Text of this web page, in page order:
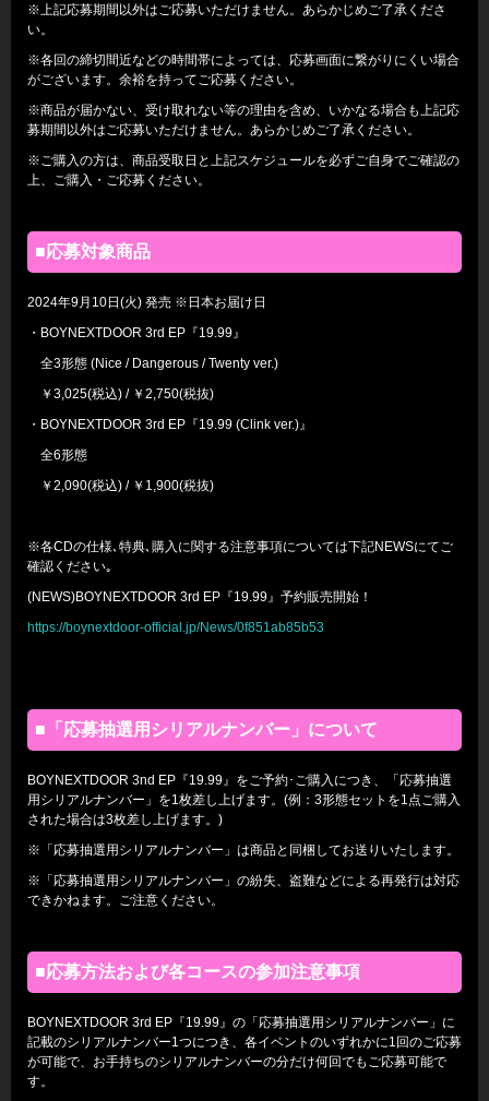
※上記応募期間以外はご応募いただけません。あらかじめご了承くださ
い。
※各回の締切間近などの時間帯によっては、応募画面に繋がりにくい場合
がございます。余裕を持ってご応募ください。
※商品が届かない、受け取れない等の理由を含め、いかなる場合も上記応
募期間以外はご応募いただけません。あらかじめご了承ください。
※ご購入の方は、商品受取日と上記スケジュールを必ずご自身でご確認の
上、ご購入・ご応募ください。
■応募対象商品
2024年9月10日(火) 発売 ※日本お届け日
・BOYNEXTDOOR 3rd EP『19.99』
全3形態 (Nice / Dangerous / Twenty ver.)
￥3,025(税込) / ￥2,750(税抜)
・BOYNEXTDOOR 3rd EP『19.99 (Clink ver.)』
全6形態
￥2,090(税込) / ￥1,900(税抜)
※各CDの仕様､特典､購入に関する注意事項については下記NEWSにてご
確認ください｡
(NEWS)BOYNEXTDOOR 3rd EP『19.99』予約販売開始！
https://boynextdoor-official.jp/News/0f851ab85b53
■「応募抽選用シリアルナンバー」について
BOYNEXTDOOR 3nd EP『19.99』をご予約･ご購入につき、「応募抽選
用シリアルナンバー」を1枚差し上げます。(例：3形態セットを1点ご購入
された場合は3枚差し上げます。)
※「応募抽選用シリアルナンバー」は商品と同梱してお送りいたします。
※「応募抽選用シリアルナンバー」の紛失、盗難などによる再発行は対応
できかねます。ご注意ください。
■応募方法および各コースの参加注意事項
BOYNEXTDOOR 3rd EP『19.99』の「応募抽選用シリアルナンバー」に
記載のシリアルナンバー1つにつき、各イベントのいずれかに1回のご応募
が可能で、お手持ちのシリアルナンバーの分だけ何回でもご応募可能で
す。